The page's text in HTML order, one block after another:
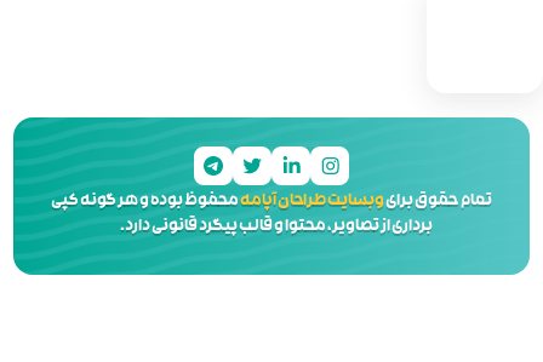
محفوظ بوده و هر گونه کپی
و قالب پیگرد قانونی دارد.